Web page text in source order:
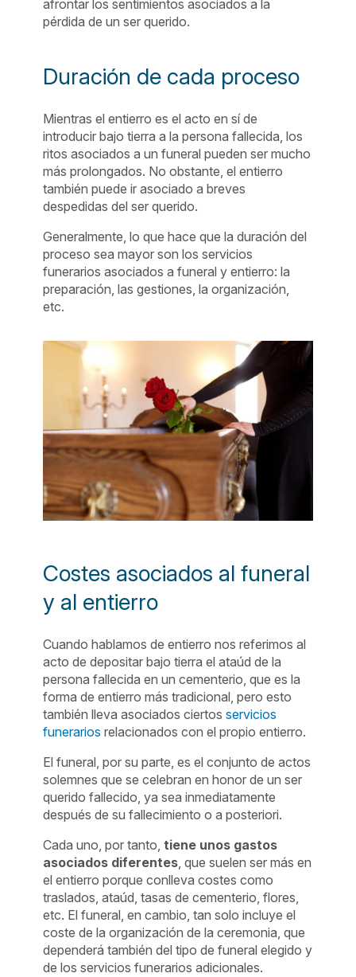
afrontar los sentimientos asociados a la
pérdida de un ser querido.
Duración de cada proceso
Mientras el entierro es el acto en sí de
introducir bajo tierra a la persona fallecida, los
ritos asociados a un funeral pueden ser mucho
más prolongados. No obstante, el entierro
también puede ir asociado a breves
despedidas del ser querido.
Generalmente, lo que hace que la duración del
proceso sea mayor son los servicios
funerarios asociados a funeral y entierro: la
preparación, las gestiones, la organización,
etc.
Costes asociados al funeral
y al entierro
Cuando hablamos de entierro nos referimos al
acto de depositar bajo tierra el ataúd de la
persona fallecida en un cementerio, que es la
forma de entierro más tradicional, pero esto
también lleva asociados ciertosservicios
funerarios relacionados con el propio entierro.
El funeral, por su parte, es el conjunto de actos
solemnes que se celebran en honor de un ser
querido fallecido, ya sea inmediatamente
después de su fallecimiento o a posteriori.
Cada uno, por tanto,tiene unos gastos
asociados diferentes, que suelen ser más en
el entierro porque conlleva costes como
traslados, ataúd, tasas de cementerio, flores,
etc. El funeral, en cambio, tan solo incluye el
coste de la organización de la ceremonia, que
dependerá también del tipo de funeral elegido y
de los servicios funerarios adicionales.